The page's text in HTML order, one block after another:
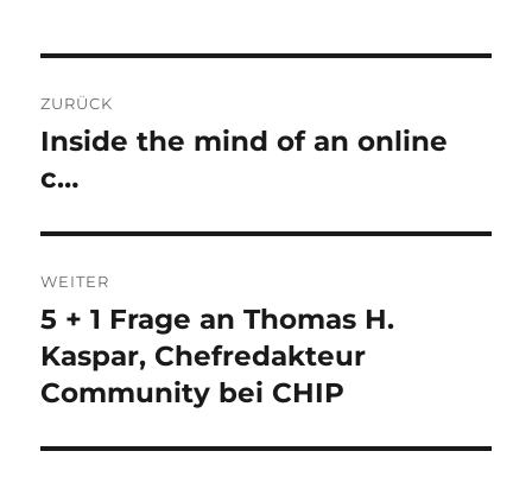
ZURÜCK
Vorheriger
Beitrag:
Inside the mind of an online
c…
WEITER
Nächster
Beitrag:
5 + 1 Frage an Thomas H.
Kaspar, Chefredakteur
Community bei CHIP